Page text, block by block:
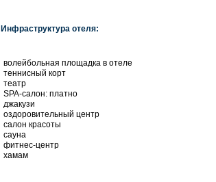
Инфраструктура отеля:
волейбольная площадка в отеле
теннисный корт
театр
SPA-салон: платно
джакузи
оздоровительный центр
салон красоты
сауна
фитнес-центр
хамам